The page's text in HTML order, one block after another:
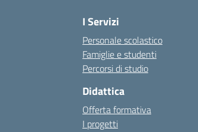
I Servizi
Personale scolastico
Famiglie e studenti
Percorsi di studio
Didattica
Offerta formativa
I progetti